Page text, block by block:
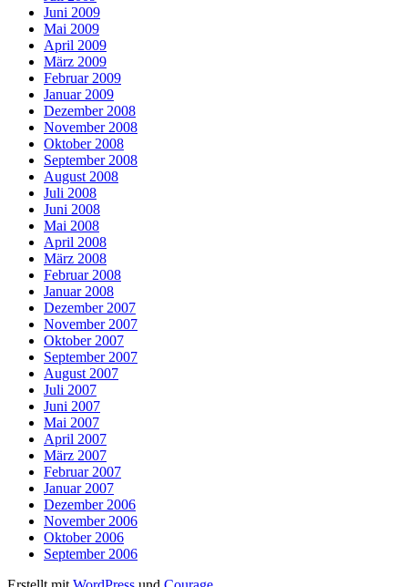
Juni 2009
Mai 2009
April 2009
März 2009
Februar 2009
Januar 2009
Dezember 2008
November 2008
Oktober 2008
September 2008
August 2008
Juli 2008
Juni 2008
Mai 2008
April 2008
März 2008
Februar 2008
Januar 2008
Dezember 2007
November 2007
Oktober 2007
September 2007
August 2007
Juli 2007
Juni 2007
Mai 2007
April 2007
März 2007
Februar 2007
Januar 2007
Dezember 2006
November 2006
Oktober 2006
September 2006